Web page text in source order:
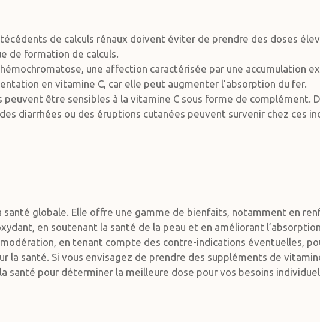
de calculs rénaux doivent éviter de prendre des doses
de formation de calculs.
une affection caractérisée par une accumulation
en vitamine C, car elle peut augmenter l’absorption du fer.
peuvent être sensibles à la vitamine C sous forme de complément.
diarrhées ou des éruptions cutanées peuvent survenir chez ces
globale. Elle offre une gamme de bienfaits, notamment en
en soutenant la santé de la peau et en améliorant
en tenant compte des contre-indications éventuelles,
la santé. Si vous envisagez de prendre des suppléments de
santé pour déterminer la meilleure dose pour vos besoins